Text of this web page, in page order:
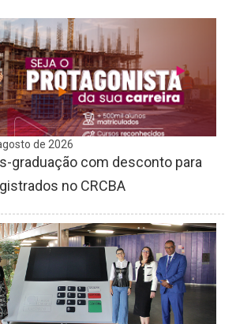
de 2026
graduação com desconto para
no CRCBA